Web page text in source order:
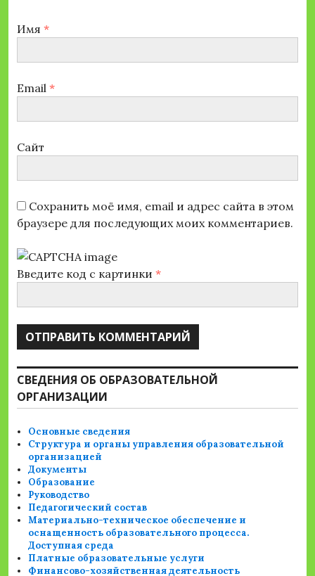
Имя *
Email *
Сайт
Сохранить моё имя, email и адрес сайта в этом
браузере для последующих моих комментариев.
Введите код с картинки *
СВЕДЕНИЯ ОБ ОБРАЗОВАТЕЛЬНОЙ
ОРГАНИЗАЦИИ
Основные сведения
Структура и органы управления образовательной
организацией
Документы
Образование
Руководство
Педагогический состав
Материально-техническое обеспечение и
оснащенность образовательного процесса.
Доступная среда
Платные образовательные услуги
Финансово-хозяйственная деятельность